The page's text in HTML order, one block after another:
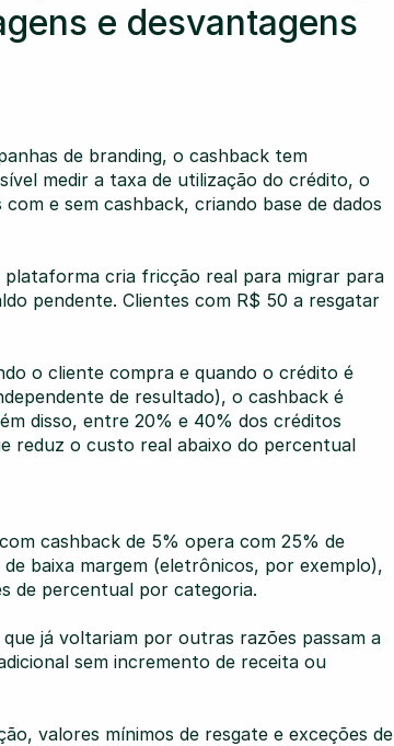
e desvantagens
de branding, o cashback tem
medir a taxa de utilização do crédito, o
e sem cashback, criando base de dados
plataforma cria fricção real para migrar para
pendente. Clientes com R$ 50 a resgatar
o cliente compra e quando o crédito é
de resultado), o cashback é
disso, entre 20% e 40% dos créditos
reduz o custo real abaixo do percentual
cashback de 5% opera com 25% de
baixa margem (eletrônicos, por exemplo),
de percentual por categoria.
que já voltariam por outras razões passam a
sem incremento de receita ou
valores mínimos de resgate e exceções de